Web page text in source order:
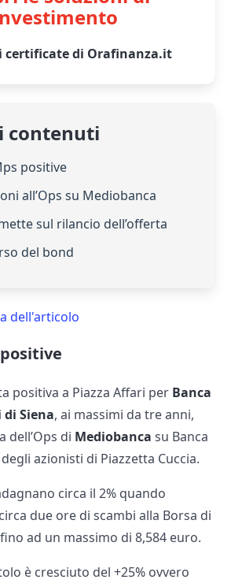
certificate di Orafinanza.it
contenuti
positive
all’Ops su Mediobanca
sul rilancio dell’offerta
del bond
dell'articolo
positiva a Piazza Affari per Banca
di Siena, ai massimi da tre anni,
dell’Ops di Mediobanca su Banca
azionisti di Piazzetta Cuccia.
circa il 2% quando
due ore di scambi alla Borsa di
ad un massimo di 8,584 euro.
è cresciuto del +25% ovvero